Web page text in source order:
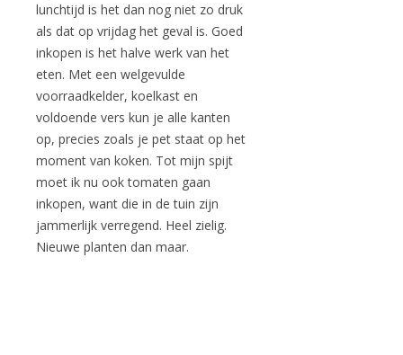
lunchtijd is het dan nog niet zo druk
als dat op vrijdag het geval is. Goed
inkopen is het halve werk van het
eten. Met een welgevulde
voorraadkelder, koelkast en
voldoende vers kun je alle kanten
op, precies zoals je pet staat op het
moment van koken. Tot mijn spijt
moet ik nu ook tomaten gaan
inkopen, want die in de tuin zijn
jammerlijk verregend. Heel zielig.
Nieuwe planten dan maar.